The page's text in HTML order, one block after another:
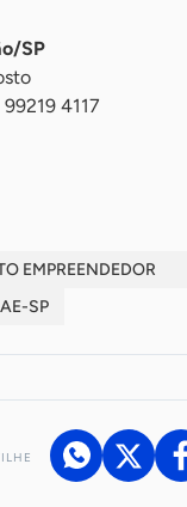
SP
4117
EMPREENDEDOR
SP